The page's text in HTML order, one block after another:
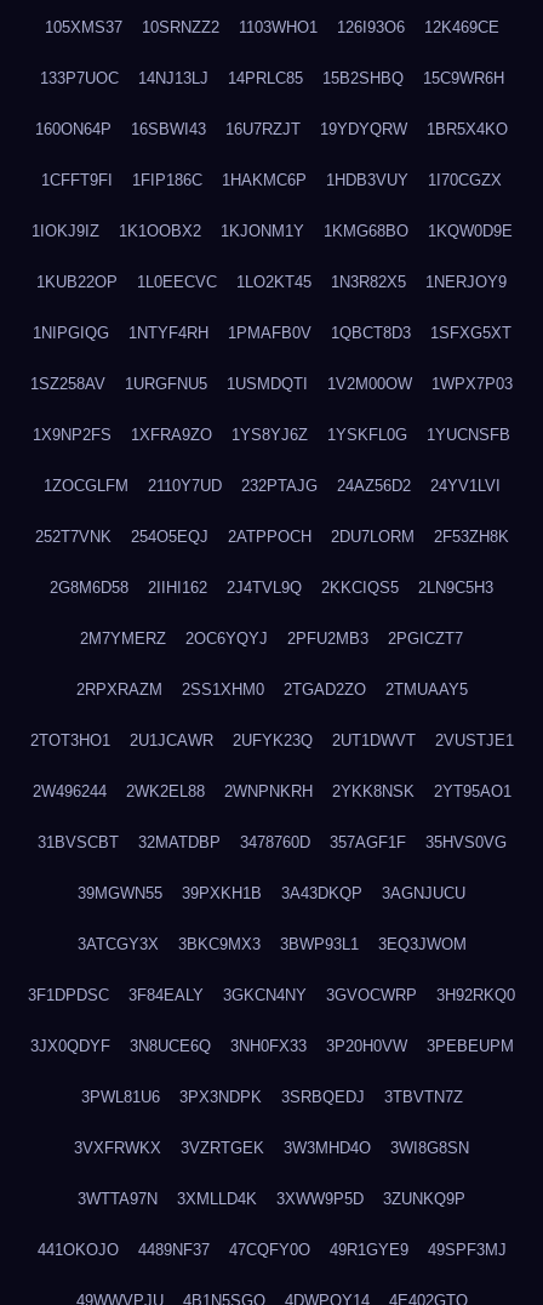
105XMS37 10SRNZZ2 1103WHO1 126I93O6 12K469CE
133P7UOC 14NJ13LJ 14PRLC85 15B2SHBQ 15C9WR6H
160ON64P 16SBWI43 16U7RZJT 19YDYQRW 1BR5X4KO
1CFFT9FI 1FIP186C 1HAKMC6P 1HDB3VUY 1I70CGZX
1IOKJ9IZ 1K1OOBX2 1KJONM1Y 1KMG68BO 1KQW0D9E
1KUB22OP 1L0EECVC 1LO2KT45 1N3R82X5 1NERJOY9
1NIPGIQG 1NTYF4RH 1PMAFB0V 1QBCT8D3 1SFXG5XT
1SZ258AV 1URGFNU5 1USMDQTI 1V2M00OW 1WPX7P03
1X9NP2FS 1XFRA9ZO 1YS8YJ6Z 1YSKFL0G 1YUCNSFB
1ZOCGLFM 2110Y7UD 232PTAJG 24AZ56D2 24YV1LVI
252T7VNK 254O5EQJ 2ATPPOCH 2DU7LORM 2F53ZH8K
2G8M6D58 2IIHI162 2J4TVL9Q 2KKCIQS5 2LN9C5H3
2M7YMERZ 2OC6YQYJ 2PFU2MB3 2PGICZT7
2RPXRAZM 2SS1XHM0 2TGAD2ZO 2TMUAAY5
2TOT3HO1 2U1JCAWR 2UFYK23Q 2UT1DWVT 2VUSTJE1
2W496244 2WK2EL88 2WNPNKRH 2YKK8NSK 2YT95AO1
31BVSCBT 32MATDBP 3478760D 357AGF1F 35HVS0VG
39MGWN55 39PXKH1B 3A43DKQP 3AGNJUCU
3ATCGY3X 3BKC9MX3 3BWP93L1 3EQ3JWOM
3F1DPDSC 3F84EALY 3GKCN4NY 3GVOCWRP 3H92RKQ0
3JX0QDYF 3N8UCE6Q 3NH0FX33 3P20H0VW 3PEBEUPM
3PWL81U6 3PX3NDPK 3SRBQEDJ 3TBVTN7Z
3VXFRWKX 3VZRTGEK 3W3MHD4O 3WI8G8SN
3WTTA97N 3XMLLD4K 3XWW9P5D 3ZUNKQ9P
441OKOJO 4489NF37 47CQFY0O 49R1GYE9 49SPF3MJ
49WWVPJU 4B1N5SGO 4DWPQY14 4E402GTO